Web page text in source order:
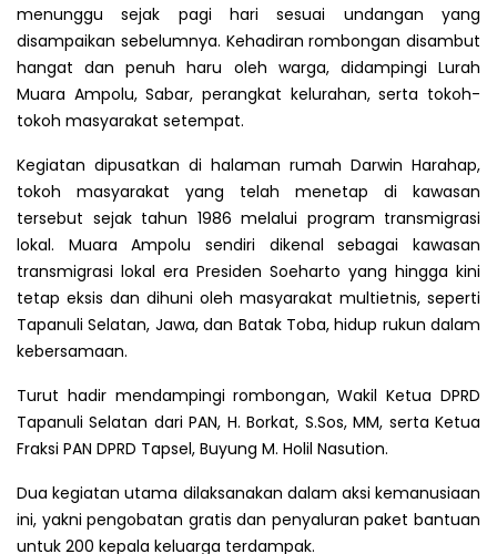
menunggu sejak pagi hari sesuai undangan yang
disampaikan sebelumnya. Kehadiran rombongan disambut
hangat dan penuh haru oleh warga, didampingi Lurah
Muara Ampolu, Sabar, perangkat kelurahan, serta tokoh-
tokoh masyarakat setempat.
Kegiatan dipusatkan di halaman rumah Darwin Harahap,
tokoh masyarakat yang telah menetap di kawasan
tersebut sejak tahun 1986 melalui program transmigrasi
lokal. Muara Ampolu sendiri dikenal sebagai kawasan
transmigrasi lokal era Presiden Soeharto yang hingga kini
tetap eksis dan dihuni oleh masyarakat multietnis, seperti
Tapanuli Selatan, Jawa, dan Batak Toba, hidup rukun dalam
kebersamaan.
Turut hadir mendampingi rombongan, Wakil Ketua DPRD
Tapanuli Selatan dari PAN, H. Borkat, S.Sos, MM, serta Ketua
Fraksi PAN DPRD Tapsel, Buyung M. Holil Nasution.
Dua kegiatan utama dilaksanakan dalam aksi kemanusiaan
ini, yakni pengobatan gratis dan penyaluran paket bantuan
untuk 200 kepala keluarga terdampak.